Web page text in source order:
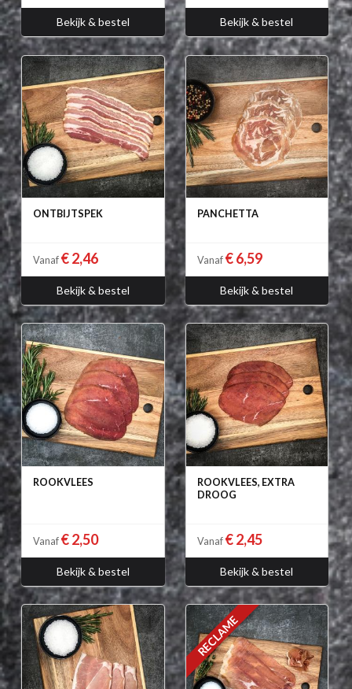
Bekijk & bestel Bekijk & bestel
ONTBIJTSPEK
Vanaf € 2,46
Bekijk & bestel
PANCHETTA
Vanaf € 6,59
Bekijk & bestel
ROOKVLEES
Vanaf € 2,50
Bekijk & bestel
ROOKVLEES, EXTRA
DROOG
Vanaf € 2,45
Bekijk & bestel
RECLAME